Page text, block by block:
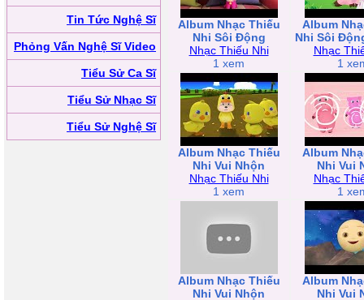
Tin Tức Nghệ Sĩ
Phỏng Vấn Nghệ Sĩ Video
Tiểu Sử Ca Sĩ
Tiểu Sử Nhạc Sĩ
Tiểu Sử Nghệ Sĩ
Album Nhạc Thiếu
Nhi Sôi Động
Nhạc Thiếu Nhi
1 xem
Album
Nhi Sôi
Nhạc
1
Album Nhạc Thiếu
Nhi Vui Nhộn
Nhạc Thiếu Nhi
1 xem
Album
Nhi Vui
Nhạc
1
Album Nhạc Thiếu
Nhi Vui Nhộn
Album
Nhi Vui